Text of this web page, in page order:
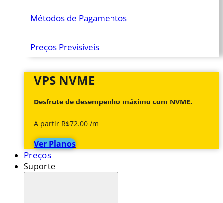
Métodos de Pagamentos
Preços Previsíveis
VPS NVME
Desfrute de desempenho máximo com NVME.
A partir R$72.00 /m
Ver Planos
Preços
Suporte